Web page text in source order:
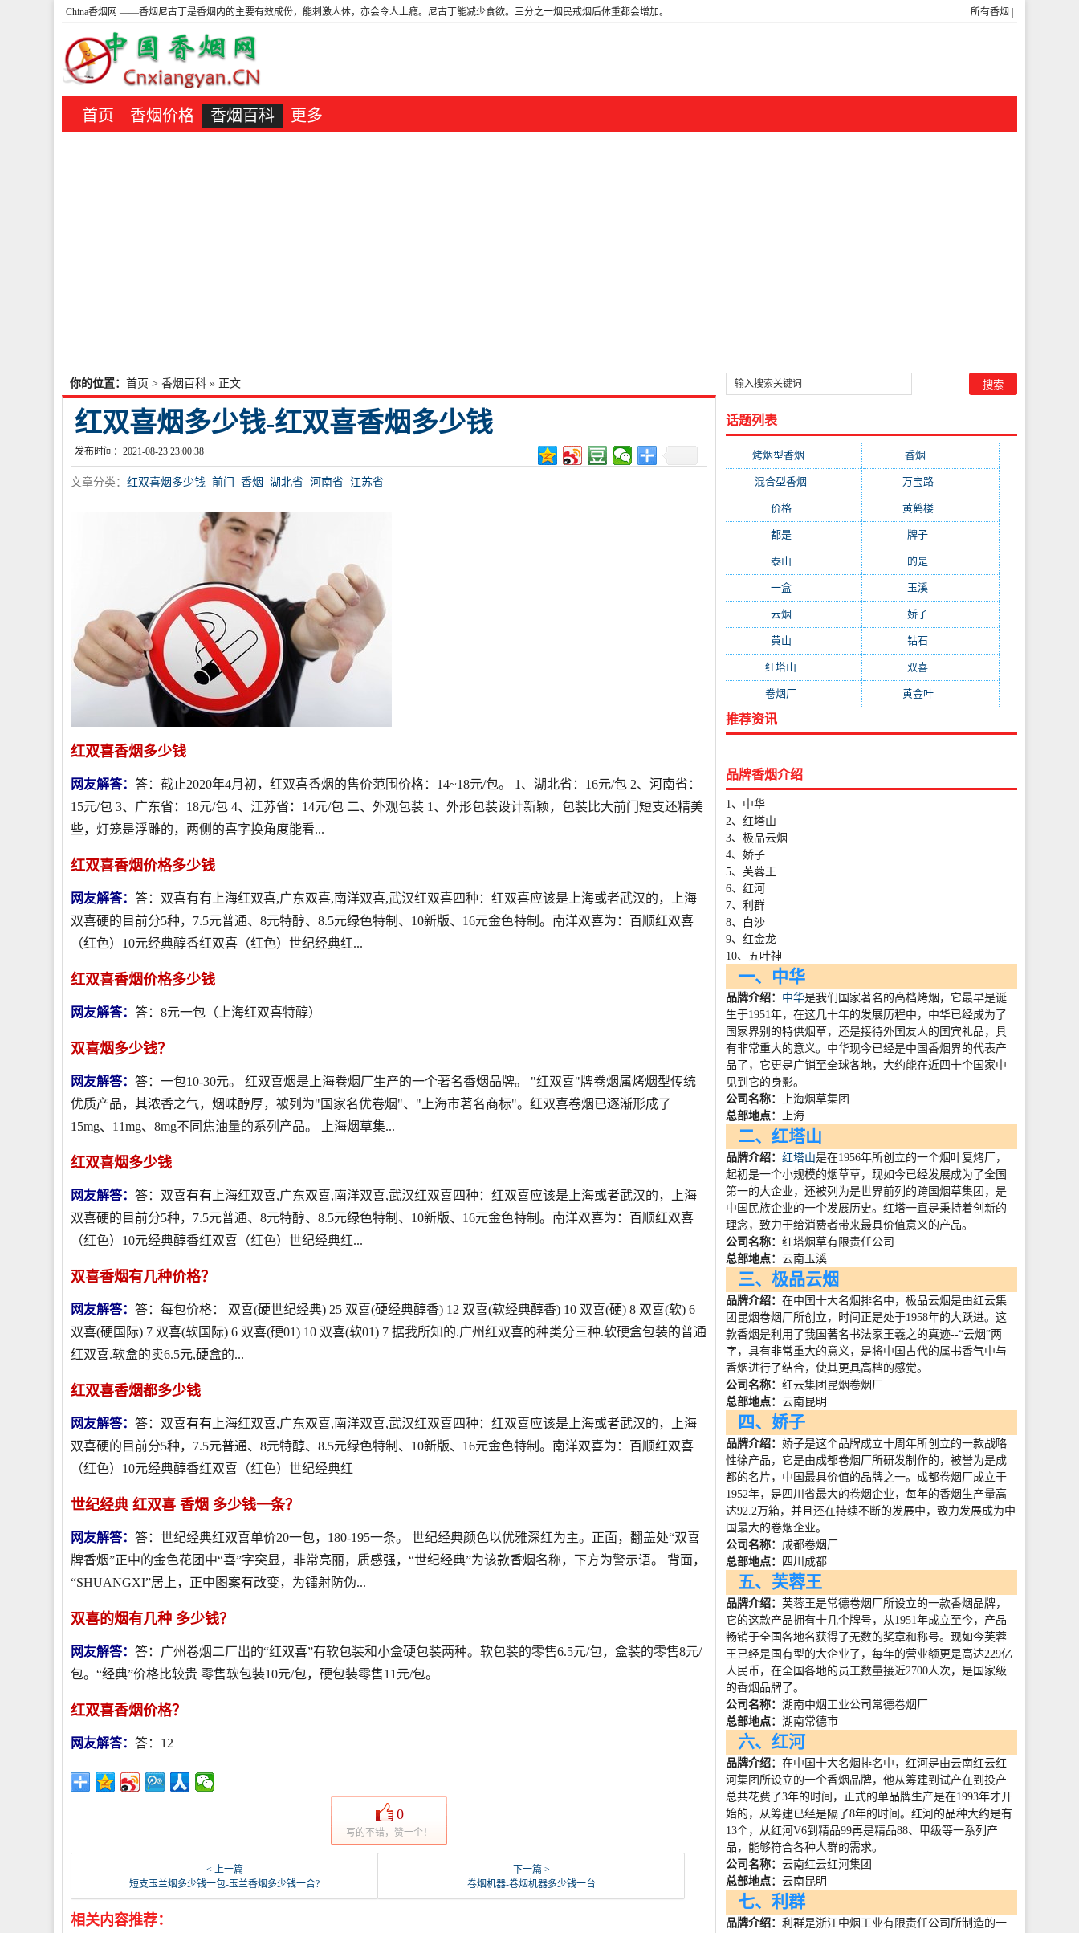
所有香烟
China香烟网 ——香烟尼古丁是香烟内的主要有效成份，能刺激人体，亦会令人上瘾。尼古丁能减少食欲。三分之一烟民戒烟后体重都会增加。
首页 香烟价格 香烟百科 更多
你的位置： 首页 > 香烟百科 » 正文
红双喜烟多少钱-红双喜香烟多少钱
发布时间：2021-08-23 23:00:38
文章分类： 红双喜烟多少钱 前门 香烟 湖北省 河南省 江苏省
红双喜香烟多少钱
网友解答： 答：截止2020年4月初，红双喜香烟的售价范围价格：14~18元/包。 1、湖北省：16元/包 2、河南省：
15元/包 3、广东省：18元/包 4、江苏省：14元/包 二、外观包装 1、外形包装设计新颖，包装比大前门短支还精美
些，灯笼是浮雕的，两侧的喜字换角度能看...
红双喜香烟价格多少钱
网友解答： 答：双喜有有上海红双喜,广东双喜,南洋双喜,武汉红双喜四种：红双喜应该是上海或者武汉的，上海
双喜硬的目前分5种，7.5元普通、8元特醇、8.5元绿色特制、10新版、16元金色特制。南洋双喜为：百顺红双喜
（红色）10元经典醇香红双喜（红色）世纪经典红...
红双喜香烟价格多少钱
网友解答： 答：8元一包（上海红双喜特醇）
双喜烟多少钱？
网友解答： 答：一包10-30元。 红双喜烟是上海卷烟厂生产的一个著名香烟品牌。 "红双喜"牌卷烟属烤烟型传统
优质产品，其浓香之气，烟味醇厚，被列为"国家名优卷烟"、"上海市著名商标"。红双喜卷烟已逐渐形成了
15mg、11mg、8mg不同焦油量的系列产品。 上海烟草集...
红双喜烟多少钱
网友解答： 答：双喜有有上海红双喜,广东双喜,南洋双喜,武汉红双喜四种：红双喜应该是上海或者武汉的，上海
双喜硬的目前分5种，7.5元普通、8元特醇、8.5元绿色特制、10新版、16元金色特制。南洋双喜为：百顺红双喜
（红色）10元经典醇香红双喜（红色）世纪经典红...
双喜香烟有几种价格？
网友解答： 答：每包价格： 双喜(硬世纪经典) 25 双喜(硬经典醇香) 12 双喜(软经典醇香) 10 双喜(硬) 8 双喜(软) 6
双喜(硬国际) 7 双喜(软国际) 6 双喜(硬01) 10 双喜(软01) 7 据我所知的.广州红双喜的种类分三种.软硬盒包装的普通
红双喜.软盒的卖6.5元,硬盒的...
红双喜香烟都多少钱
网友解答： 答：双喜有有上海红双喜,广东双喜,南洋双喜,武汉红双喜四种：红双喜应该是上海或者武汉的，上海
双喜硬的目前分5种，7.5元普通、8元特醇、8.5元绿色特制、10新版、16元金色特制。南洋双喜为：百顺红双喜
（红色）10元经典醇香红双喜（红色）世纪经典红
世纪经典 红双喜 香烟 多少钱一条？
网友解答： 答：世纪经典红双喜单价20一包，180-195一条。 世纪经典颜色以优雅深红为主。正面，翻盖处“双喜
牌香烟”正中的金色花团中“喜”字突显，非常亮丽，质感强，“世纪经典”为该款香烟名称，下方为警示语。 背面，
“SHUANGXI”居上，正中图案有改变，为镭射防伪...
双喜的烟有几种 多少钱？
网友解答： 答：广州卷烟二厂出的“红双喜”有软包装和小盒硬包装两种。软包装的零售6.5元/包，盒装的零售8元/
包。“经典”价格比较贵 零售软包装10元/包，硬包装零售11元/包。
红双喜香烟价格？
网友解答： 答：12
0
写的不错，赞一个！
< 上一篇
短支玉兰烟多少钱一包-玉兰香烟多少钱一合?
下一篇 >
卷烟机器-卷烟机器多少钱一台
相关内容推荐：
话题列表
烤烟型香烟 香烟
混合型香烟 万宝路(331)
价格(319) 黄鹤楼(315)
都是(272) 牌子
泰山 的是
一盒(176) 玉溪
云烟 娇子
黄山 钻石
红塔山 双喜
卷烟厂 黄金叶(151)
推荐资讯
品牌香烟介绍
1、中华
2、红塔山
3、极品云烟
4、娇子
5、芙蓉王
6、红河
7、利群
8、白沙
9、红金龙
10、五叶神
一、中华
品牌介绍： 中华是我们国家著名的高档烤烟，它最早是诞
生于1951年，在这几十年的发展历程中，中华已经成为了
国家界别的特供烟草，还是接待外国友人的国宾礼品，具
有非常重大的意义。中华现今已经是中国香烟界的代表产
品了，它更是广销至全球各地，大约能在近四十个国家中
见到它的身影。
公司名称：
上海烟草集团
总部地点：
上海
二、红塔山
品牌介绍：红塔山是在1956年所创立的一个烟叶复烤厂，
起初是一个小规模的烟草草，现如今已经发展成为了全国
第一的大企业，还被列为是世界前列的跨国烟草集团，是
中国民族企业的一个发展历史。红塔一直是秉持着创新的
理念，致力于给消费者带来最具价值意义的产品。
公司名称：红塔烟草有限责任公司
总部地点：云南玉溪
三、极品云烟
品牌介绍：在中国十大名烟排名中，极品云烟是由红云集
团昆烟卷烟厂所创立，时间正是处于1958年的大跃进。这
款香烟是利用了我国著名书法家王羲之的真迹--“云烟”两
字，具有非常重大的意义，是将中国古代的属书香气中与
香烟进行了结合，使其更具高档的感觉。
公司名称：红云集团昆烟卷烟厂
总部地点：云南昆明
四、娇子
品牌介绍：娇子是这个品牌成立十周年所创立的一款战略
性徐产品，它是由成都卷烟厂所研发制作的，被誉为是成
都的名片，中国最具价值的品牌之一。成都卷烟厂成立于
1952年，是四川省最大的卷烟企业，每年的香烟生产量高
达92.2万箱，并且还在持续不断的发展中，致力发展成为中
国最大的卷烟企业。
公司名称： 成都卷烟厂
总部地点：
四川成都
五、芙蓉王
品牌介绍：芙蓉王是常德卷烟厂所设立的一款香烟品牌，
它的这款产品拥有十几个牌号，从1951年成立至今，产品
畅销于全国各地名获得了无数的奖章和称号。现如今芙蓉
王已经是国有型的大企业了，每年的营业额更是高达229亿
人民币，在全国各地的员工数量接近2700人次，是国家级
的香烟品牌了。
公司名称：湖南中烟工业公司常德卷烟厂
总部地点：湖南常德市
六、红河
品牌介绍：在中国十大名烟排名中，红河是由云南红云红
河集团所设立的一个香烟品牌，他从筹建到试产在到投产
总共花费了3年的时间，正式的单品牌生产是在1993年才开
始的，从筹建已经是隔了8年的时间。红河的品种大约是有
13个，从红河V6到精品99再是精品88、甲级等一系列产
品，能够符合各种人群的需求。
公司名称：云南红云红河集团
总部地点：云南昆明
七、利群
品牌介绍：利群是浙江中烟工业有限责任公司所制造的一